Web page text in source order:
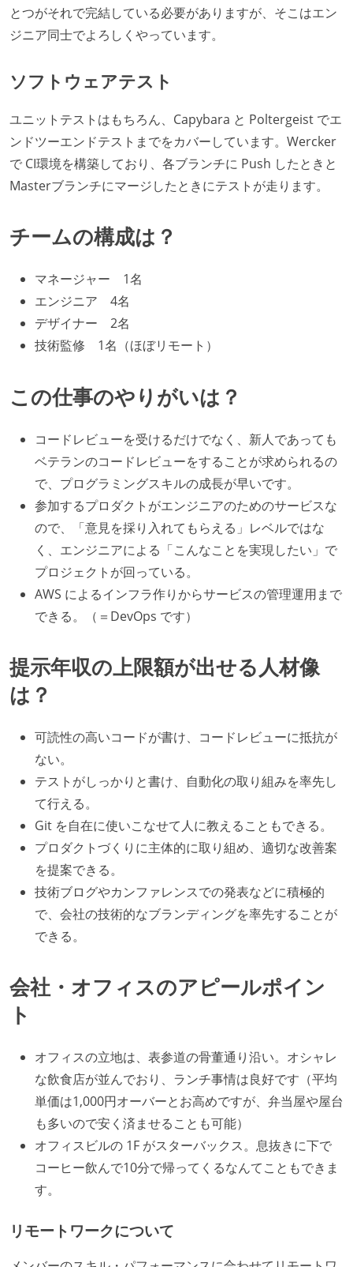
とつがそれで完結している必要がありますが、そこはエン
ジニア同士でよろしくやっています。
ソフトウェアテスト
ユニットテストはもちろん、Capybara と Poltergeist でエ
ンドツーエンドテストまでをカバーしています。Wercker
で CI環境を構築しており、各ブランチに Push したときと
Masterブランチにマージしたときにテストが走ります。
チームの構成は？
マネージャー 1名
エンジニア 4名
デザイナー 2名
技術監修 1名（ほぼリモート）
この仕事のやりがいは？
コードレビューを受けるだけでなく、新人であっても
ベテランのコードレビューをすることが求められるの
で、プログラミングスキルの成長が早いです。
参加するプロダクトがエンジニアのためのサービスな
ので、「意見を採り入れてもらえる」レベルではな
く、エンジニアによる「こんなことを実現したい」で
プロジェクトが回っている。
AWS によるインフラ作りからサービスの管理運用まで
できる。（＝DevOps です）
提示年収の上限額が出せる人材像
は？
可読性の高いコードが書け、コードレビューに抵抗が
ない。
テストがしっかりと書け、自動化の取り組みを率先し
て行える。
Git を自在に使いこなせて人に教えることもできる。
プロダクトづくりに主体的に取り組め、適切な改善案
を提案できる。
技術ブログやカンファレンスでの発表などに積極的
で、会社の技術的なブランディングを率先することが
できる。
会社・オフィスのアピールポイン
ト
オフィスの立地は、表参道の骨董通り沿い。オシャレ
な飲食店が並んでおり、ランチ事情は良好です（平均
単価は1,000円オーバーとお高めですが、弁当屋や屋台
も多いので安く済ませることも可能）
オフィスビルの 1F がスターバックス。息抜きに下で
コーヒー飲んで10分で帰ってくるなんてこともできま
す。
リモートワークについて